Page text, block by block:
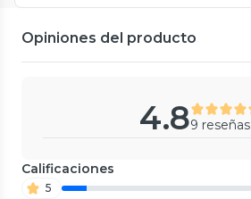
Opiniones del producto
4.89 reseñas
Calificaciones
5